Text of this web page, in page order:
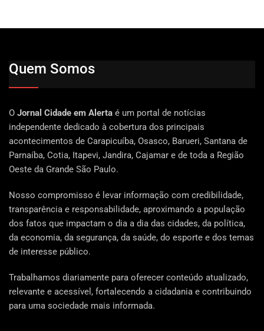
Quem Somos
O Jornal Cidade em Alerta é um portal de notícias
independente dedicado à cobertura dos principais
acontecimentos de Carapicuíba, Osasco, Barueri, Santana de
Parnaíba, Cotia, Itapevi, Jandira, Cajamar e de toda a Região
Oeste da Grande São Paulo.
Nosso compromisso é levar informação com credibilidade,
transparência e responsabilidade, aproximando a população
dos fatos que impactam o dia a dia das cidades, da política,
da economia, da segurança, da saúde, do esporte e dos temas
de interesse público.
Trabalhamos diariamente para oferecer conteúdo atualizado,
relevante e acessível, fortalecendo a cidadania e contribuindo
para uma sociedade mais informada.